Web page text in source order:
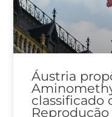
Áustria
classificado
Reprodução